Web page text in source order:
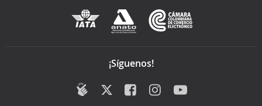
¡Síguenos!